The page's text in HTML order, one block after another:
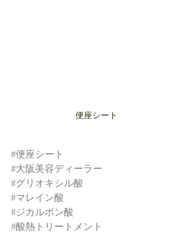
便座シート
#便座シート
#大阪美容ディーラー
#グリオキシル酸
#マレイン酸
#ジカルボン酸
#酸熱トリートメント